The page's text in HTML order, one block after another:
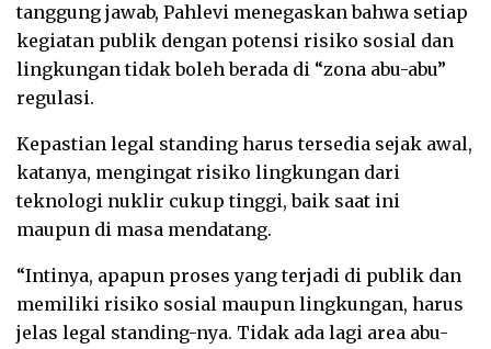
tanggung jawab, Pahlevi menegaskan bahwa setiap
kegiatan publik dengan potensi risiko sosial dan
lingkungan tidak boleh berada di “zona abu-abu”
regulasi.
Kepastian legal standing harus tersedia sejak awal,
katanya, mengingat risiko lingkungan dari
teknologi nuklir cukup tinggi, baik saat ini
maupun di masa mendatang.
“Intinya, apapun proses yang terjadi di publik dan
memiliki risiko sosial maupun lingkungan, harus
jelas legal standing-nya. Tidak ada lagi area abu-